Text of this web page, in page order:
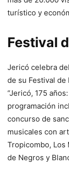
turístico y
Festival
Jericó celebra
de su Festival de
“Jericó, 175
programación
concurso de
musicales con
Tropicombo, Los
de Negros y